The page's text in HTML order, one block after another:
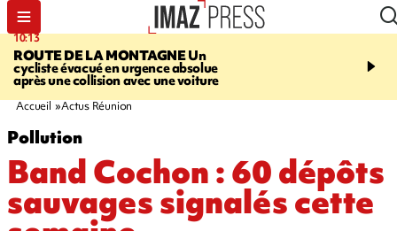
10:13
ROUTE DE LA MONTAGNEUn
cycliste évacué en urgence absolue
après une collision avec une voiture
12:23
peuvent éclater et
Accueil Actus Réunion
Pollution
Band Cochon : 60 dépôts
sauvages signalés cette